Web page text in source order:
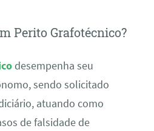
Perito Grafotécnico?
desempenha seu
sendo solicitado
atuando como
de falsidade de